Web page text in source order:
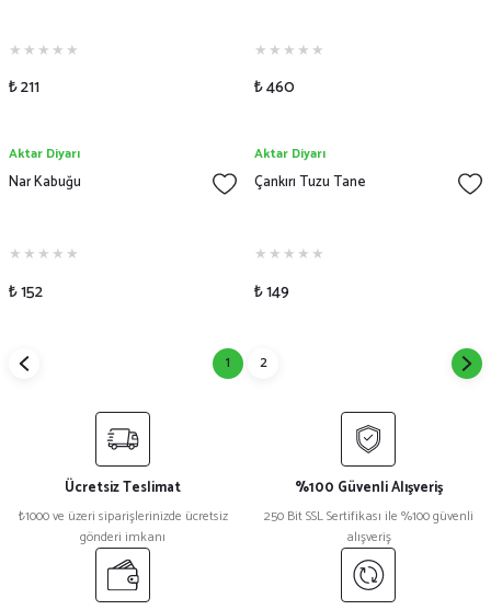
₺ 211 ₺ 460
Aktar Diyarı
Nar Kabuğu
₺ 152
Aktar Diyarı
Çankırı Tuzu Tane
₺ 149
1 2
Ücretsiz Teslimat
₺1000 ve üzeri siparişlerinizde ücretsiz
gönderi imkanı
%100 Güvenli Alışveriş
250 Bit SSL Sertifikası ile %100 güvenli
alışveriş